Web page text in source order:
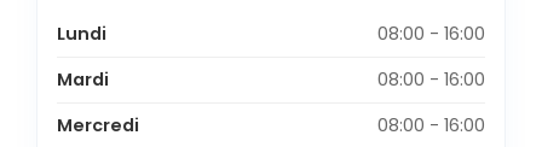
Lundi
08:00 - 16:00
Mardi
08:00 - 16:00
Mercredi
08:00 - 16:00